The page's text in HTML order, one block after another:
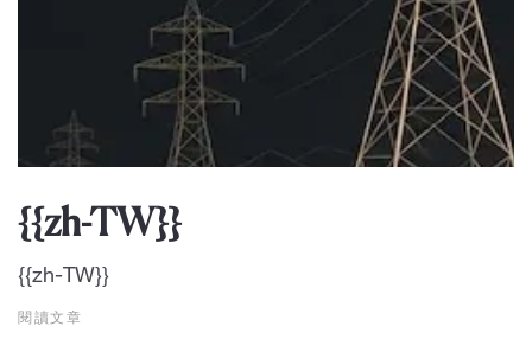
{{zh-TW}}
{{zh-TW}}
閱讀文章